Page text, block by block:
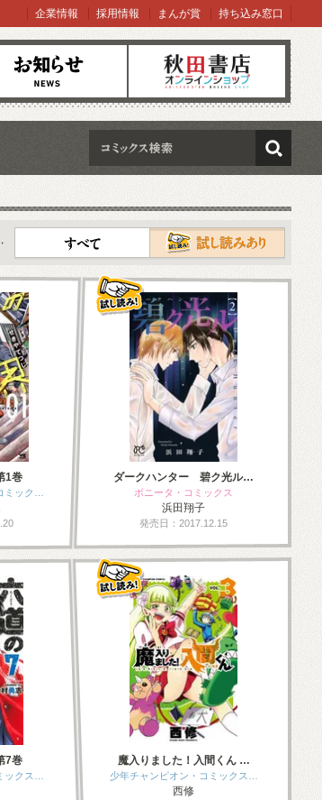
せ オンラインショップ
企業情報 採用情報 まんが賞 持ち込み窓口
検索
すべて
1巻
ミック…
ダークハンター 碧ク光ル…
ボニータ・コミックス
浜田翔子
発売日：2017.12.15
7巻
ックス…
魔入りました！入間くん …
少年チャンピオン・コミックス…
西修